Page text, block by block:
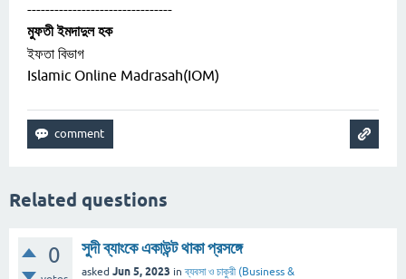
--------------------------------
মুফতী ইমদাদুল হক
ইফতা বিভাগ
Islamic Online Madrasah(IOM)
Related questions
0 সুদী ব্যাংকে একাউন্ট থাকা প্রসঙ্গে
asked Jun 5, 2023 inব্যবসা ও চাকুরী (Business &